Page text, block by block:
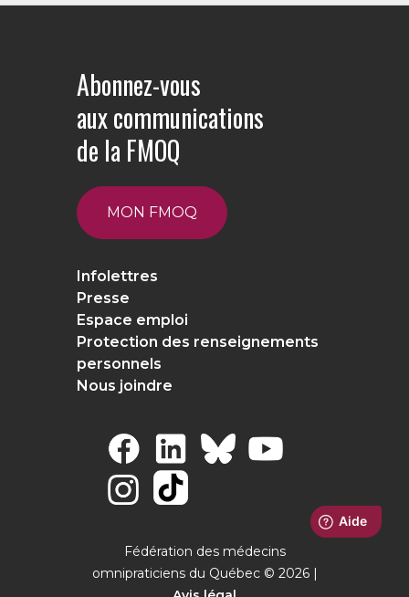
Abonnez-vous
aux communications
de la FMOQ
MON FMOQ
Infolettres
Presse
Espace emploi
Protection des renseignements
personnels
Nous joindre
Fédération des médecins
omnipraticiens du Québec © 2026 |